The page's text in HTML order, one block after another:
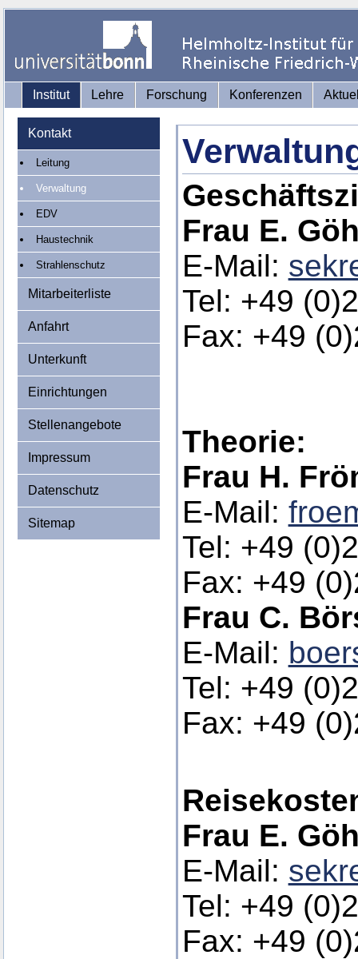
Institut Lehre Forschung Konferenzen
Kontakt
Leitung
Verwaltung
EDV
Haustechnik
Strahlenschutz
Mitarbeiterliste
Anfahrt
Unterkunft
Einrichtungen
Stellenangebote
Impressum
Datenschutz
Sitemap
Frau E.
E-Mail:
Tel: +49
Fax: +49
Theorie:
Frau H.
E-Mail:
Tel: +49
Fax: +49
Frau C.
E-Mail:
Tel: +49
Fax: +49
Frau E.
E-Mail:
Tel: +49
Fax: +49